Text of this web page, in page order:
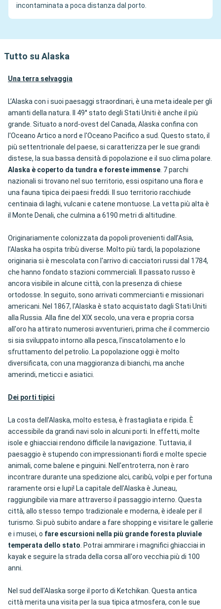
incontaminata a poca distanza dal porto.
Tutto su Alaska
Una terra selvaggia
L’Alaska con i suoi paesaggi straordinari, è una meta ideale per gli
amanti della natura. Il 49° stato degli Stati Uniti è anche il più
grande. Situato a nord-ovest del Canada, Alaska confina con
l'Oceano Artico a nord e l'Oceano Pacifico a sud. Questo stato, il
più settentrionale del paese, si caratterizza per le sue grandi
distese, la sua bassa densità di popolazione e il suo clima polare.
Alaska è coperto da tundra e foreste immense. 7 parchi
nazionali si trovano nel suo territorio, essi ospitano una flora e
una fauna tipica dei paesi freddi. Il suo territorio racchiude
centinaia di laghi, vulcani e catene montuose. La vetta più alta è
il Monte Denali, che culmina a 6190 metri di altitudine.
Originariamente colonizzata da popoli provenienti dall’Asia,
l’Alaska ha ospita tribù diverse. Molto più tardi, la popolazione
originaria si è mescolata con l'arrivo di cacciatori russi dal 1784,
che hanno fondato stazioni commerciali. Il passato russo è
ancora visibile in alcune città, con la presenza di chiese
ortodosse. In seguito, sono arrivati commercianti e missionari
americani. Nel 1867, l'Alaska è stato acquistato dagli Stati Uniti
alla Russia. Alla fine del XIX secolo, una vera e propria corsa
all'oro ha attirato numerosi avventurieri, prima che il commercio
si sia sviluppato intorno alla pesca, l'inscatolamento e lo
sfruttamento del petrolio. La popolazione oggi è molto
diversificata, con una maggioranza di bianchi, ma anche
amerindi, meticci e asiatici.
Dei porti tipici
La costa dell'Alaska, molto estesa, è frastagliata e ripida. È
accessibile da grandi navi solo in alcuni porti. In effetti, molte
isole e ghiacciai rendono difficile la navigazione. Tuttavia, il
paesaggio è stupendo con impressionanti fiordi e molte specie
animali, come balene e pinguini. Nell'entroterra, non è raro
incontrare durante una spedizione alci, caribù, volpi e per fortuna
raramente orsi e lupi! La capitale dell'Alaska è Juneau,
raggiungibile via mare attraverso il passaggio interno. Questa
città, allo stesso tempo tradizionale e moderna, è ideale per il
turismo. Si può subito andare a fare shopping e visitare le gallerie
e i musei, o fare escursioni nella più grande foresta pluviale
temperata dello stato. Potrai ammirare i magnifici ghiacciai in
kayak e seguire la strada della corsa all'oro vecchia più di 100
anni.
Nel sud dell'Alaska sorge il porto di Ketchikan. Questa antica
città merita una visita per la sua tipica atmosfera, con le sue